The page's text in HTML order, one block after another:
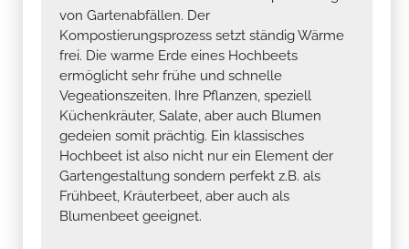
von Gartenabfällen. Der
Kompostierungsprozess setzt ständig Wärme
frei. Die warme Erde eines Hochbeets
ermöglicht sehr frühe und schnelle
Vegeationszeiten. Ihre Pflanzen, speziell
Küchenkräuter, Salate, aber auch Blumen
gedeien somit prächtig. Ein klassisches
Hochbeet ist also nicht nur ein Element der
Gartengestaltung sondern perfekt z.B. als
Frühbeet, Kräuterbeet, aber auch als
Blumenbeet geeignet.